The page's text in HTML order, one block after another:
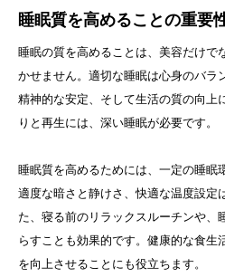
睡眠質を高めることの重要
睡眠の質を高めることは、美容だけで
かせません。適切な睡眠は心身のバラ
精神的な安定、そして生活の質の向上
りと再生には、深い睡眠が必要です。
睡眠質を高めるためには、一定の睡眠
適度な暗さと静けさ、快適な温度設定
た、寝る前のリラックスルーチンや、
らすことも効果的です。健康的な食生
を向上させることにも役立ちます。